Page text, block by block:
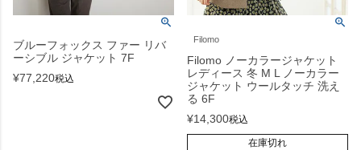
ブルーフォックス ファー リバ
ーシブル ジャケット 7F
¥77,220税込
Filomo
Filomo ノーカラージャケット
レディース 冬 M L ノーカラー
ジャケット ウールタッチ 洗え
る 6F
¥14,300税込
在庫切れ